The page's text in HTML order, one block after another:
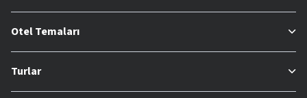
Otel Temaları
Turlar